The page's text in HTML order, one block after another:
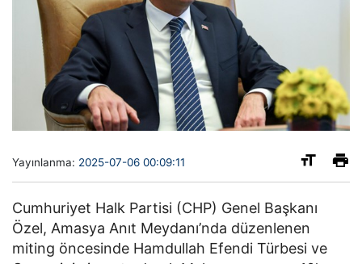
Yayınlanma: 2025-07-06 00:09:11
Cumhuriyet Halk Partisi (CHP) Genel Başkanı
Özel, Amasya Anıt Meydanı’nda düzenlenen
miting öncesinde Hamdullah Efendi Türbesi ve